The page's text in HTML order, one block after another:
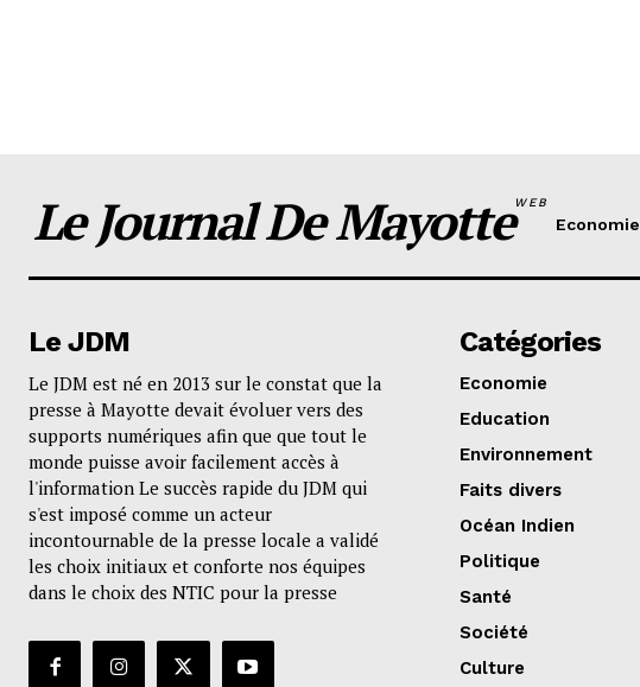
Le Journal De MayotteWEB
Economie
Le JDM
Le JDM est né en 2013 sur le constat que la
presse à Mayotte devait évoluer vers des
supports numériques afin que que tout le
monde puisse avoir facilement accès à
l'information Le succès rapide du JDM qui
s'est imposé comme un acteur
incontournable de la presse locale a validé
les choix initiaux et conforte nos équipes
dans le choix des NTIC pour la presse
Catégories
Economie
Education
Environnement
Faits divers
Océan Indien
Politique
Santé
Société
Culture